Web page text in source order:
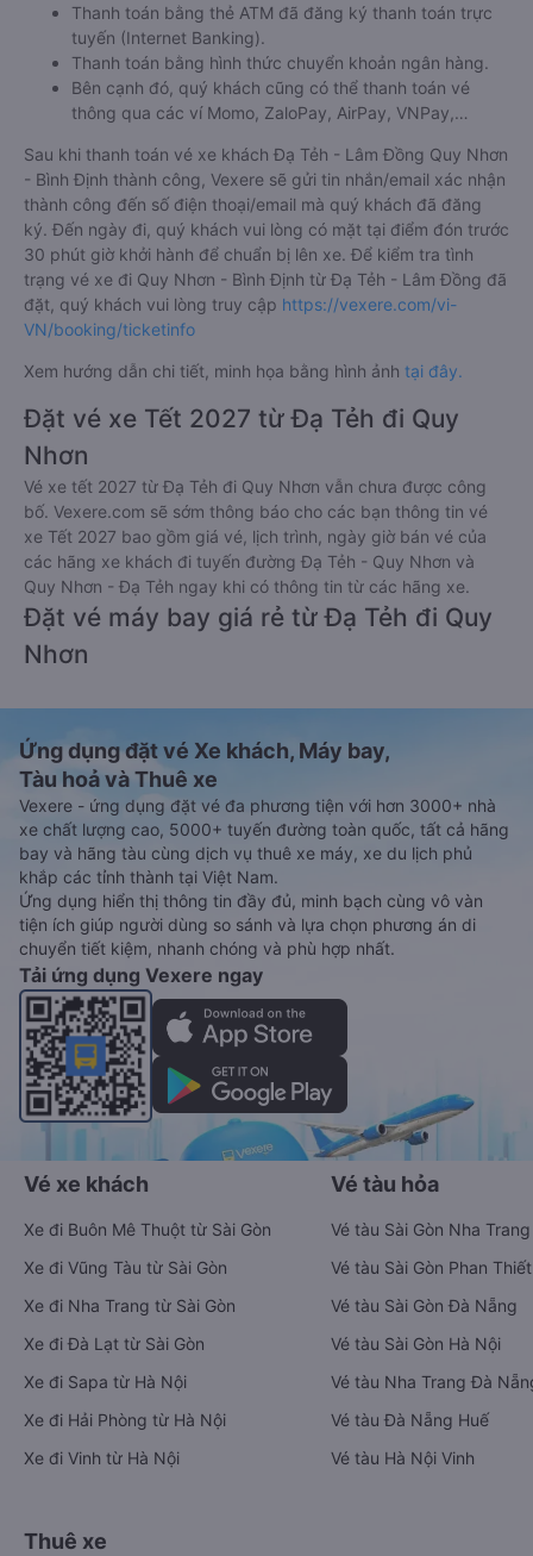
Thanh toán bằng thẻ ATM đã đăng ký thanh toán trực
tuyến (Internet Banking).
Thanh toán bằng hình thức chuyển khoản ngân hàng.
Bên cạnh đó, quý khách cũng có thể thanh toán vé
thông qua các ví Momo, ZaloPay, AirPay, VNPay,…
Sau khi thanh toán vé xe khách Đạ Tẻh - Lâm Đồng Quy Nhơn
- Bình Định thành công, Vexere sẽ gửi tin nhắn/email xác nhận
thành công đến số điện thoại/email mà quý khách đã đăng
ký. Đến ngày đi, quý khách vui lòng có mặt tại điểm đón trước
30 phút giờ khởi hành để chuẩn bị lên xe. Để kiểm tra tình
trạng vé xe đi Quy Nhơn - Bình Định từ Đạ Tẻh - Lâm Đồng đã
đặt, quý khách vui lòng truy cập https://vexere.com/vi-
VN/booking/ticketinfo
Xem hướng dẫn chi tiết, minh họa bằng hình ảnh tại đây.
Đặt vé xe Tết 2027 từ Đạ Tẻh đi Quy
Nhơn
Vé xe tết 2027 từ Đạ Tẻh đi Quy Nhơn vẫn chưa được công
bố. Vexere.com sẽ sớm thông báo cho các bạn thông tin vé
xe Tết 2027 bao gồm giá vé, lịch trình, ngày giờ bán vé của
các hãng xe khách đi tuyến đường Đạ Tẻh - Quy Nhơn và
Quy Nhơn - Đạ Tẻh ngay khi có thông tin từ các hãng xe.
Đặt vé máy bay giá rẻ từ Đạ Tẻh đi Quy
Nhơn
Ứng dụng đặt vé Xe khách, Máy bay,
Tàu hoả và Thuê xe
Vexere - ứng dụng đặt vé đa phương tiện với hơn 3000+ nhà
xe chất lượng cao, 5000+ tuyến đường toàn quốc, tất cả hãng
bay và hãng tàu cùng dịch vụ thuê xe máy, xe du lịch phủ
khắp các tỉnh thành tại Việt Nam.
Ứng dụng hiển thị thông tin đầy đủ, minh bạch cùng vô vàn
tiện ích giúp người dùng so sánh và lựa chọn phương án di
chuyển tiết kiệm, nhanh chóng và phù hợp nhất.
Tải ứng dụng Vexere ngay
Vé xe khách
Xe đi Buôn Mê Thuột từ Sài Gòn
Xe đi Vũng Tàu từ Sài Gòn
Xe đi Nha Trang từ Sài Gòn
Xe đi Đà Lạt từ Sài Gòn
Xe đi Sapa từ Hà Nội
Xe đi Hải Phòng từ Hà Nội
Xe đi Vinh từ Hà Nội
Vé tàu hỏa
Vé tàu Sài Gòn Nha Trang
Vé tàu Sài Gòn Phan Thiết
Vé tàu Sài Gòn Đà Nẵng
Vé tàu Sài Gòn Hà Nội
Vé tàu Nha Trang Đà
Vé tàu Đà Nẵng Huế
Vé tàu Hà Nội Vinh
Thuê xe